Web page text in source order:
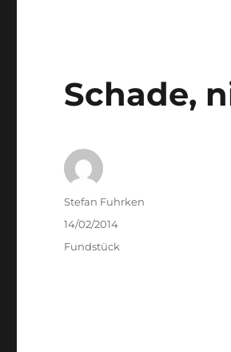
Schade,
Author
Stefan Fuhrken
Posted
14/02/2014
Categories
Fundstück